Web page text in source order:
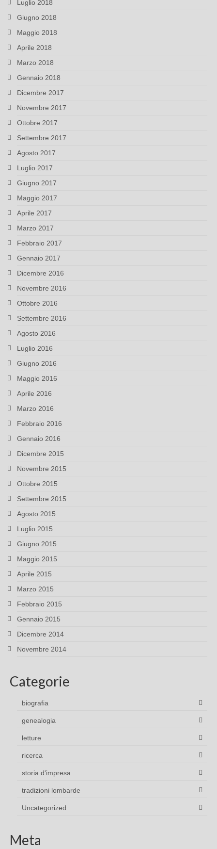
Luglio 2018
Giugno 2018
Maggio 2018
Aprile 2018
Marzo 2018
Gennaio 2018
Dicembre 2017
Novembre 2017
Ottobre 2017
Settembre 2017
Agosto 2017
Luglio 2017
Giugno 2017
Maggio 2017
Aprile 2017
Marzo 2017
Febbraio 2017
Gennaio 2017
Dicembre 2016
Novembre 2016
Ottobre 2016
Settembre 2016
Agosto 2016
Luglio 2016
Giugno 2016
Maggio 2016
Aprile 2016
Marzo 2016
Febbraio 2016
Gennaio 2016
Dicembre 2015
Novembre 2015
Ottobre 2015
Settembre 2015
Agosto 2015
Luglio 2015
Giugno 2015
Maggio 2015
Aprile 2015
Marzo 2015
Febbraio 2015
Gennaio 2015
Dicembre 2014
Novembre 2014
Categorie
biografia
genealogia
letture
ricerca
storia d'impresa
tradizioni lombarde
Uncategorized
Meta